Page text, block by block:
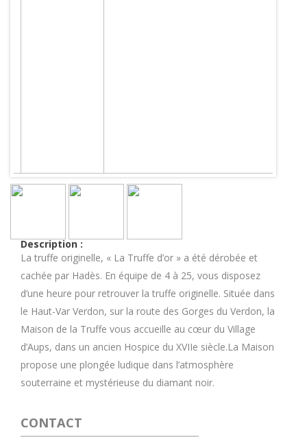
Description :
La truffe originelle, « La Truffe d’or » a été dérobée et
cachée par Hadès. En équipe de 4 à 25, vous disposez
d’une heure pour retrouver la truffe originelle. Située dans
le Haut-Var Verdon, sur la route des Gorges du Verdon, la
Maison de la Truffe vous accueille au cœur du Village
d’Aups, dans un ancien Hospice du XVIIe siècle.La Maison
propose une plongée ludique dans l’atmosphère
souterraine et mystérieuse du diamant noir.
CONTACT